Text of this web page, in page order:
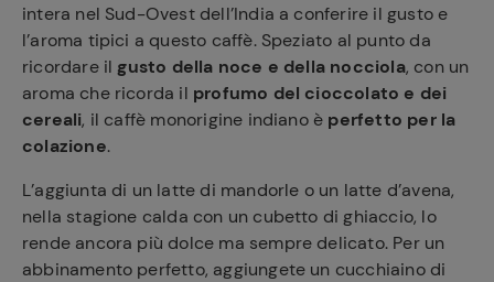
intera nel Sud-Ovest dell’India a conferire il gusto e
l’aroma tipici a questo caffè. Speziato al punto da
ricordare il gusto della noce e della nocciola, con un
aroma che ricorda il profumo del cioccolato e dei
cereali, il caffè monorigine indiano è perfetto per la
colazione.
L’aggiunta di un latte di mandorle o un latte d’avena,
nella stagione calda con un cubetto di ghiaccio, lo
rende ancora più dolce ma sempre delicato. Per un
abbinamento perfetto, aggiungete un cucchiaino di